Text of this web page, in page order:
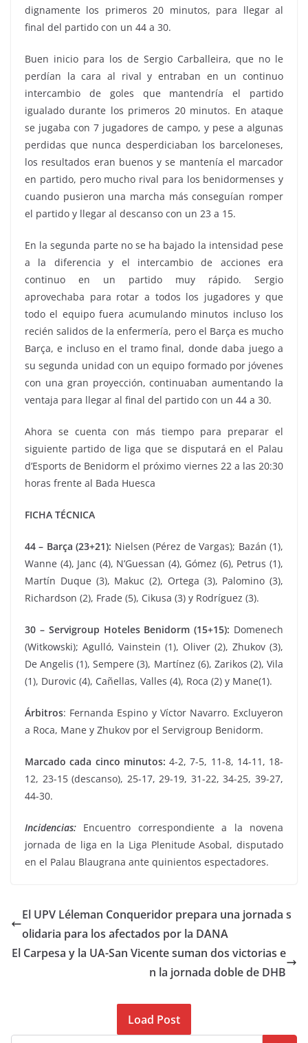
dignamente los primeros 20 minutos, para llegar al
final del partido con un 44 a 30.
Buen inicio para los de Sergio Carballeira, que no le
perdían la cara al rival y entraban en un continuo
intercambio de goles que mantendría el partido
igualado durante los primeros 20 minutos. En ataque
se jugaba con 7 jugadores de campo, y pese a algunas
perdidas que nunca desperdiciaban los barceloneses,
los resultados eran buenos y se mantenía el marcador
en partido, pero mucho rival para los benidormenses y
cuando pusieron una marcha más conseguían romper
el partido y llegar al descanso con un 23 a 15.
En la segunda parte no se ha bajado la intensidad pese
a la diferencia y el intercambio de acciones era
continuo en un partido muy rápido. Sergio
aprovechaba para rotar a todos los jugadores y que
todo el equipo fuera acumulando minutos incluso los
recién salidos de la enfermería, pero el Barça es mucho
Barça, e incluso en el tramo final, donde daba juego a
su segunda unidad con un equipo formado por jóvenes
con una gran proyección, continuaban aumentando la
ventaja para llegar al final del partido con un 44 a 30.
Ahora se cuenta con más tiempo para preparar el
siguiente partido de liga que se disputará en el Palau
d’Esports de Benidorm el próximo viernes 22 a las 20:30
horas frente al Bada Huesca
FICHA TÉCNICA
44 – Barça (23+21): Nielsen (Pérez de Vargas); Bazán (1),
Wanne (4), Janc (4), N’Guessan (4), Gómez (6), Petrus (1),
Martín Duque (3), Makuc (2), Ortega (3), Palomino (3),
Richardson (2), Frade (5), Cikusa (3) y Rodríguez (3).
30 – Servigroup Hoteles Benidorm (15+15): Domenech
(Witkowski); Agulló, Vainstein (1), Oliver (2), Zhukov (3),
De Angelis (1), Sempere (3), Martínez (6), Zarikos (2), Vila
(1), Durovic (4), Cañellas, Valles (4), Roca (2) y Mane(1).
Árbitros: Fernanda Espino y Víctor Navarro. Excluyeron
a Roca, Mane y Zhukov por el Servigroup Benidorm.
Marcado cada cinco minutos: 4-2, 7-5, 11-8, 14-11, 18-
12, 23-15 (descanso), 25-17, 29-19, 31-22, 34-25, 39-27,
44-30.
Incidencias: Encuentro correspondiente a la novena
jornada de liga en la Liga Plenitude Asobal, disputado
en el Palau Blaugrana ante quinientos espectadores.
El UPV Léleman Conqueridor prepara una jornada s
olidaria para los afectados por la DANA
El Carpesa y la UA-San Vicente suman dos victorias e
n la jornada doble de DHB
Load Post